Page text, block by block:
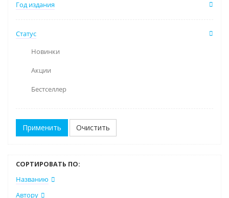
Год издания
Статус
Новинки
Акции
Бестселлер
Очистить
СОРТИРОВАТЬ ПО:
Названию
Автору